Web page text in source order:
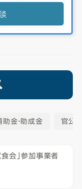
助金・助成金 官公
食会」参加事業者